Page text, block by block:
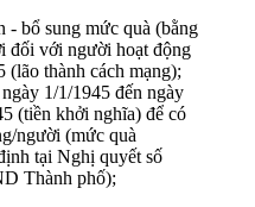
- bổ sung mức quà (bằng
đối với người hoạt động
(lão thành cách mạng);
1/1/1945 đến ngày
(tiền khởi nghĩa) để có
người (mức quà
tại Nghị quyết số
Thành phố);